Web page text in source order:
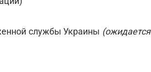
службы Украины (ожидается